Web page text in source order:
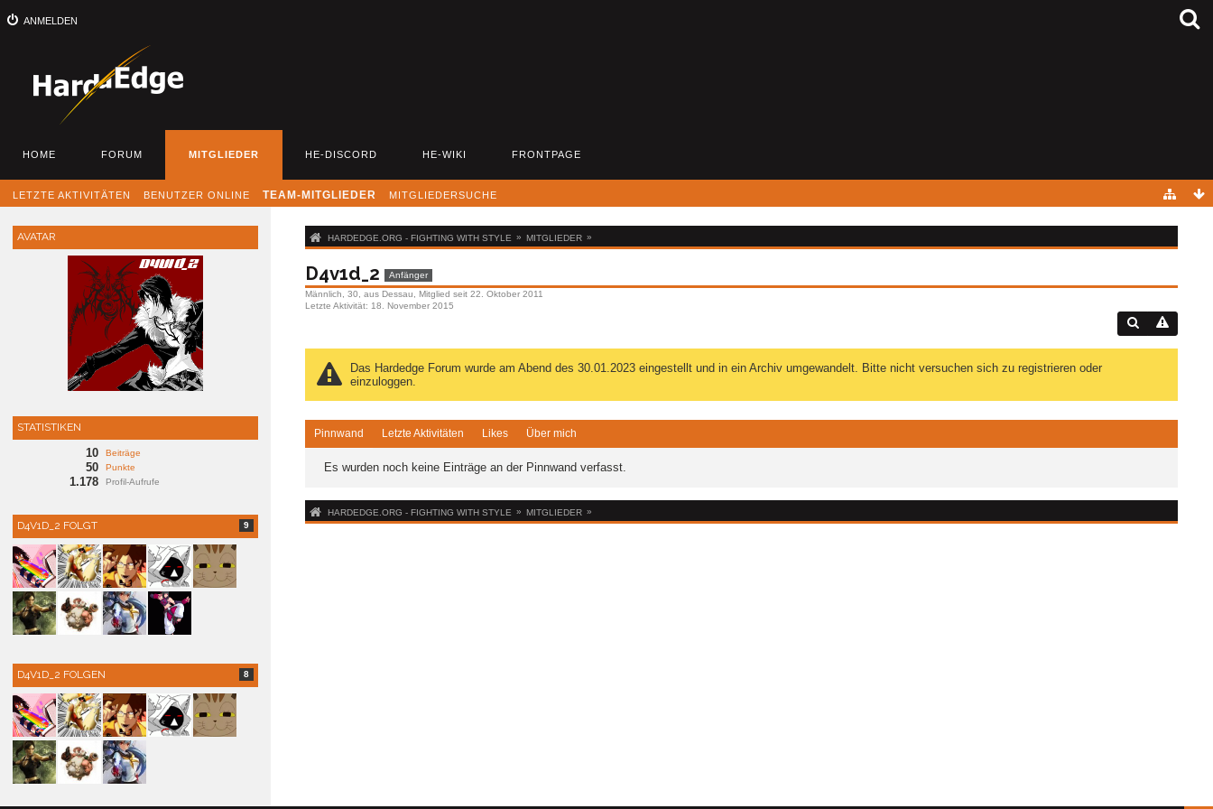
ANMELDEN
HOME FORUM MITGLIEDER HE-DISCORD HE-WIKI FRONTPAGE
LETZTE AKTIVITÄTEN BENUTZER ONLINE TEAM-MITGLIEDER MITGLIEDERSUCHE
AVATAR
STATISTIKEN
Beiträge
10
Punkte
50
Profil-Aufrufe
1.178
D4V1D_2 FOLGT 9
D4V1D_2 FOLGEN 8
HARDEDGE.ORG - FIGHTING WITH STYLE » MITGLIEDER »
D4v1d_2
Anfänger
Männlich
30 aus Dessau
Mitglied seit 22. Oktober 2011
Letzte Aktivität
18. November 2015
Das Hardedge Forum wurde am Abend des 30.01.2023 eingestellt und in ein Archiv umgewandelt. Bitte nicht versuchen sich zu registrieren oder
einzuloggen.
Pinnwand Letzte Aktivitäten Likes Über mich
Es wurden noch keine Einträge an der Pinnwand verfasst.
HARDEDGE.ORG - FIGHTING WITH STYLE » MITGLIEDER »